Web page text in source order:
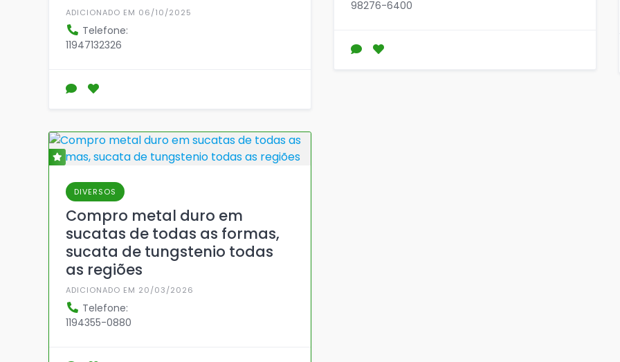
ADICIONADO EM 06/10/2025
Telefone:
11947132326
98276-6400
DIVERSOS
Compro metal duro em
sucatas de todas as formas,
sucata de tungstenio todas
as regiões
ADICIONADO EM 20/03/2026
Telefone:
1194355-0880